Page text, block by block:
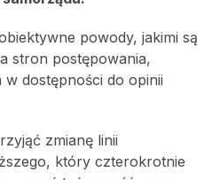
powody, jakimi są
stron postępowania,
dostępności do opinii
zmianę linii
który czterokrotnie